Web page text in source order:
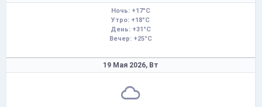
Ночь: +17°C
Утро: +18°C
День: +31°C
Вечер: +25°C
19 Мая 2026, Вт